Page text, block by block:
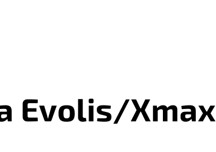
Evolis/Xmax